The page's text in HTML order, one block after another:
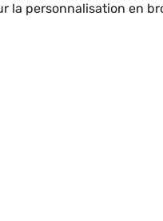
la personnalisation en